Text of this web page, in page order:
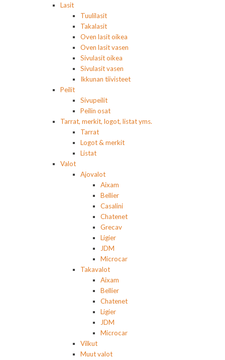
Lasit
Tuulilasit
Takalasit
Oven lasit oikea
Oven lasit vasen
Sivulasit oikea
Sivulasit vasen
Ikkunan tiivisteet
Peilit
Sivupeilit
Peilin osat
Tarrat, merkit, logot, listat yms.
Tarrat
Logot & merkit
Listat
Valot
Ajovalot
Aixam
Bellier
Casalini
Chatenet
Grecav
Ligier
JDM
Microcar
Takavalot
Aixam
Bellier
Chatenet
Ligier
JDM
Microcar
Vilkut
Muut valot